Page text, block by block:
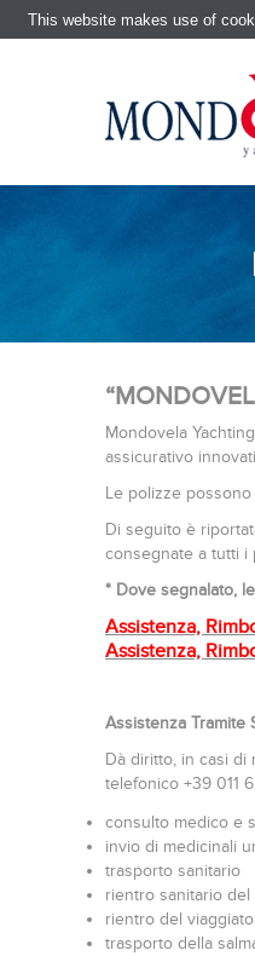
Mondovela
assicurativo
Le polizze
Di seguito è
consegnate a tutti i
* Dove segnalato,
Assistenza,
Assistenza,
Assistenza Tramite
Dà diritto, in casi di
telefonico +39 011
consulto medico e
invio di medicinali
trasporto sanitario
rientro sanitario del
rientro del
trasporto della
This website makes use of